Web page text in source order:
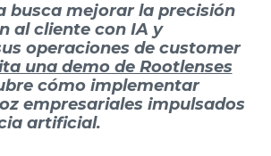
busca mejorar la precisión
al cliente con IA y
operaciones de customer
una demo de Rootlenses
cómo implementar
empresariales impulsados
artificial.